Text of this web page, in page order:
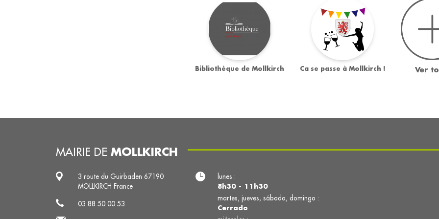
Bibliothèque de Mollkirch Ca se passe à Mollkirch ! Ver
MAIRIE DE MOLLKIRCH
3 route du Guirbaden 67190
MOLLKIRCH France
03 88 50 00 53
lunes :
8h30 - 11h30
martes, jueves, sábado, domingo :
Cerrado